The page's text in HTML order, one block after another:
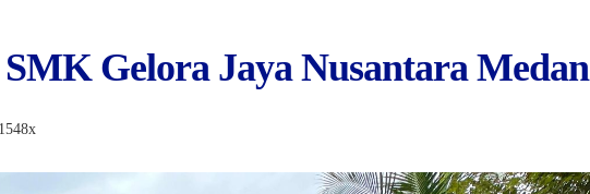
Gelora Jaya Nusantara Medan